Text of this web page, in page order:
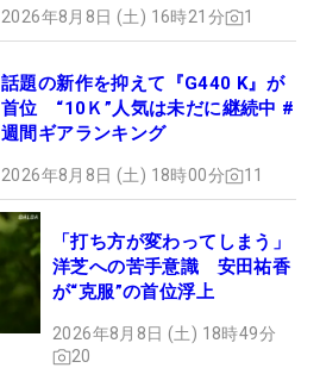
2026年8月8日 (土) 16時21分 1
話題の新作を抑えて『G440 K』が
首位 “10Ｋ”人気は未だに継続中 #
週間ギアランキング
2026年8月8日 (土) 18時00分 11
「打ち方が変わってしまう」
洋芝への苦手意識 安田祐香
が“克服”の首位浮上
2026年8月8日 (土) 18時49分
20